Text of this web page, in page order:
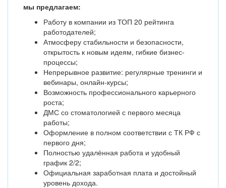
мы предлагаем:
Работу в компании из ТОП 20 рейтинга
работодателей;
Атмосферу стабильности и безопасности,
открытость к новым идеям, гибкие бизнес-
процессы;
Непрерывное развитие: регулярные тренинги и
вебинары, онлайн-курсы;
Возможность профессионального карьерного
роста;
ДМС со стоматологией с первого месяца
работы;
Оформление в полном соответствии с ТК РФ с
первого дня;
Полностью удалённая работа и удобный
график 2/2;
Официальная заработная плата и достойный
уровень дохода.